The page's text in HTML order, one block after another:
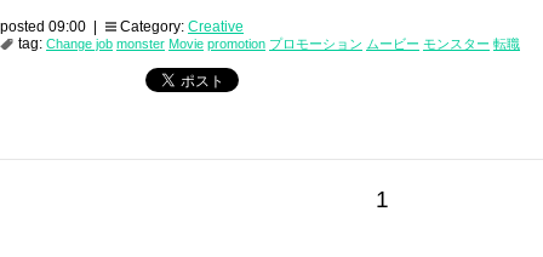
posted 09:00 | Category: Creative
tag: Change job monster Movie promotion プロモーション ムービー モンスター 転職
1